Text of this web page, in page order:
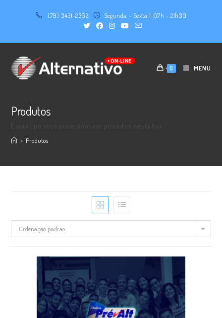
(79) 3431-2362 Segunda - Sexta | 07h - 21h30
0 MENU
Produtos
> Produtos
Ordenação padrão